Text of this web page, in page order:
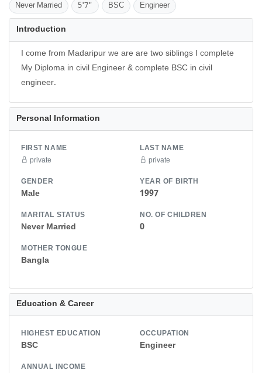
Never Married 5'7" BSC Engineer
Introduction
I come from Madaripur we are are two siblings I complete
My Diploma in civil Engineer & complete BSC in civil
engineer.
Personal Information
FIRST NAME
private
LAST NAME
private
GENDER
Male
YEAR OF BIRTH
1997
MARITAL STATUS
Never Married
NO. OF CHILDREN
0
MOTHER TONGUE
Bangla
Education & Career
HIGHEST EDUCATION
BSC
OCCUPATION
Engineer
ANNUAL INCOME